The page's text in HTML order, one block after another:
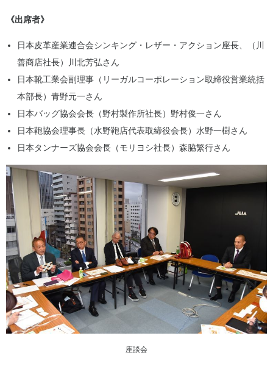
《出席者》
日本皮革産業連合会シンキング・レザー・アクション座長、（川
善商店社長）川北芳弘さん
日本靴工業会副理事（リーガルコーポレーション取締役営業統括
本部長）青野元一さん
日本バッグ協会会長（野村製作所社長）野村俊一さん
日本鞄協会理事長（水野鞄店代表取締役会長）水野一樹さん
日本タンナーズ協会会長（モリヨシ社長）森脇繁行さん
座談会